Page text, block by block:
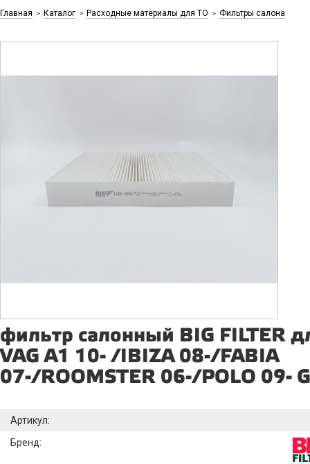
Главная > Каталог > Расходные материалы для ТО > Фильтры салона
фильтр салонный BIG FILTER
VAG A1 10- /IBIZA 08-/FABIA
07-/ROOMSTER 06-/POLO 09-
Артикул:
Бренд: